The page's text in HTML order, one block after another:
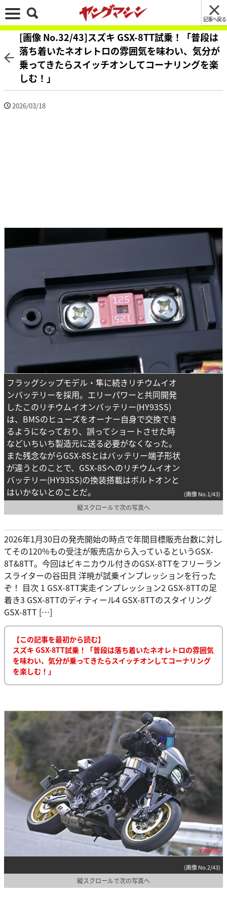
記事へ戻る
[画像 No.32/43]スズキ GSX-8TT試乗！「普段は
落ち着いたネオレトロの雰囲気を味わい、気分が
乗ってきたらスイッチオンしてコーナリングを楽
しむ！」
2026/03/18
フラッグシップモデル・隼に続きリチウムイオ
ンバッテリーを採用。エリーパワーと共同開発
したこのリチウムイオンバッテリー(HY93SS)
は、BMSのヒューズをオーナー自身で交換でき
るようになっており、誤ってショートさせた時
などいちいち製造元に送る必要がなくなった。
また残念ながらGSX-8Sとはバッテリー端子形状
が違うとのことで、GSX-8Sへのリチウムイオン
バッテリー(HY93SS)の換装搭載はボルトオンと
はいかないとのことだ。
(画像 No.1/43)
縦スクロールで次の写真へ
2026年1月30日の発売開始の時点で年間目標販売台数に対し
てその120%もの受注が販売店から入っているというGSX-
8T&8TT。今回はビキニカウル付きのGSX-8TTをフリーラン
スライターの谷田貝 洋暁が試乗インプレッションを行った
ぞ！ 目次 1 GSX-8TT実走インプレッション2 GSX-8TTの足
着き3 GSX-8TTのディティール4 GSX-8TTのスタイリング
GSX-8TT […]
【この記事を最初から読む】
スズキ GSX-8TT試乗！「普段は落ち着いたネオレトロの雰囲気
を味わい、気分が乗ってきたらスイッチオンしてコーナリング
を楽しむ！」
(画像 No.2/43)
縦スクロールで次の写真へ